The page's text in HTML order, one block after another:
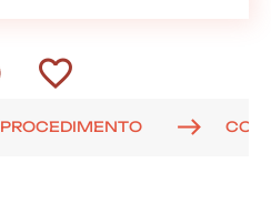
PROCEDIMENTO